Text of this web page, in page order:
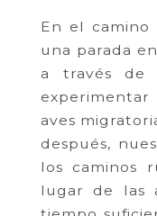
En el camino
una parada
a través de
aves
después,
los caminos
lugar de las